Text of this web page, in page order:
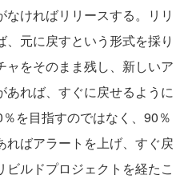
ければリリースする。リリ
元に戻すという形式を採り
ャをそのまま残し、新しいア
あれば、すぐに戻せるように
を目指すのではなく、90％
ればアラートを上げ、すぐ戻
ルドプロジェクトを経たこ